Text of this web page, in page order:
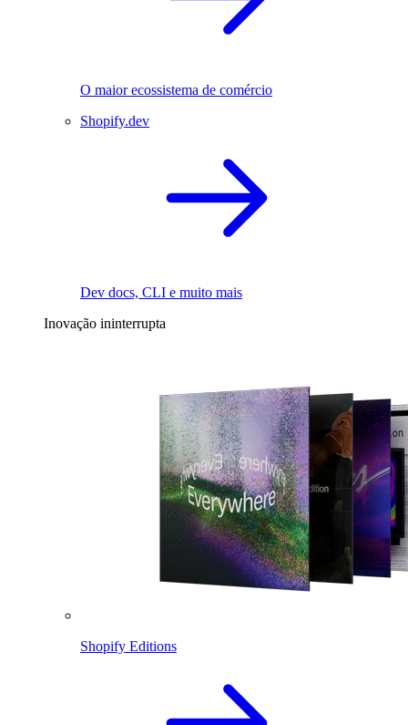
O maior ecossistema de comércio
Shopify.dev
Dev docs, CLI e muito mais
Inovação ininterrupta
Shopify Editions